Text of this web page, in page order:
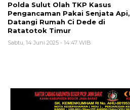
Polda Sulut Olah TKP Kasus
Pengancaman Pakai Senjata Api,
Datangi Rumah Ci Dede di
Ratatotok Timur
Sabtu, 14 Juni 2025 - 14:47 WIB